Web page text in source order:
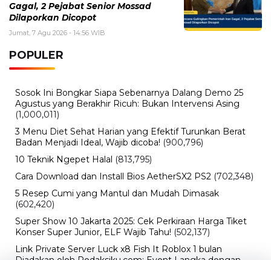
Gagal, 2 Pejabat Senior Mossad
Dilaporkan Dicopot
Jumat, 7 Agu 2026 - 14:56 WIB
POPULER
Sosok Ini Bongkar Siapa Sebenarnya Dalang Demo 25
Agustus yang Berakhir Ricuh: Bukan Intervensi Asing
(1,000,011)
3 Menu Diet Sehat Harian yang Efektif Turunkan Berat
Badan Menjadi Ideal, Wajib dicoba! (900,796)
10 Teknik Ngepet Halal (813,795)
Cara Download dan Install Bios AetherSX2 PS2 (702,348)
5 Resep Cumi yang Mantul dan Mudah Dimasak
(602,420)
Super Show 10 Jakarta 2025: Cek Perkiraan Harga Tiket
Konser Super Junior, ELF Wajib Tahu! (502,137)
Link Private Server Luck x8 Fish It Roblox 1 bulan